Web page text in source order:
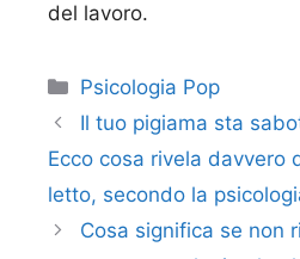
del lavoro.
Categorie
Psicologia Pop
Il tuo pigiama sta
Ecco cosa rivela davvero
letto, secondo la
Cosa significa se non